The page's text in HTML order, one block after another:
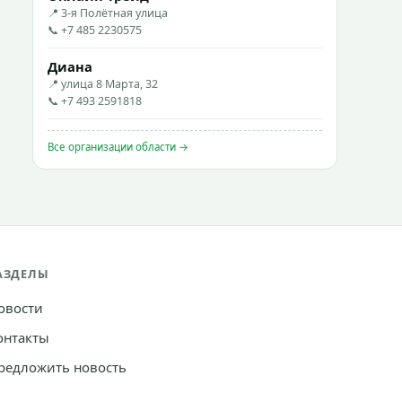
📍 3-я Полётная улица
📞 +7 485 2230575
Диана
📍 улица 8 Марта, 32
📞 +7 493 2591818
Все организации области →
новость